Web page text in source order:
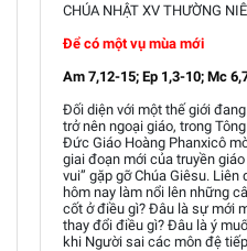
CHÚA NHẬT XV THƯỜNG
Để có một vụ mùa mới
Am 7,12-15; Ep 1,3-10; Mc
Đối diện với một thế giới
trở nên ngoại giáo, trong
Đức Giáo Hoàng Phanxicô
giai đoạn mới của truyền
vui” gặp gỡ Chúa Giêsu. Liên
hôm nay làm nổi lên những
cốt ở điều gì? Đâu là sự mới
thay đổi điều gì? Đâu là ý
khi Người sai các môn đệ